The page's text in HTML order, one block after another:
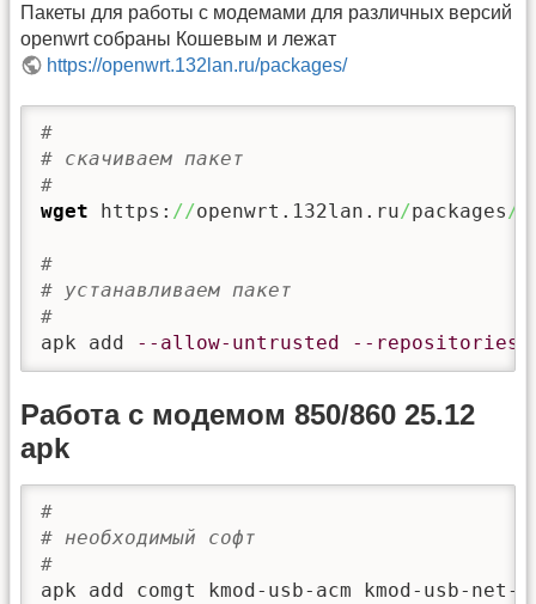
Пакеты для работы с модемами для различных версий
openwrt собраны Кошевым и лежат
https://openwrt.132lan.ru/packages/
#
# скачиваем пакет
#
wget https: //openwrt.132lan.ru/packages/
#
# устанавливаем пакет
#
apk add
--allow-untrusted --
Работа с модемом 850/860 25.12
apk
#
# необходимый софт
#
apk add comgt kmod-usb-acm kmod-usb-net-